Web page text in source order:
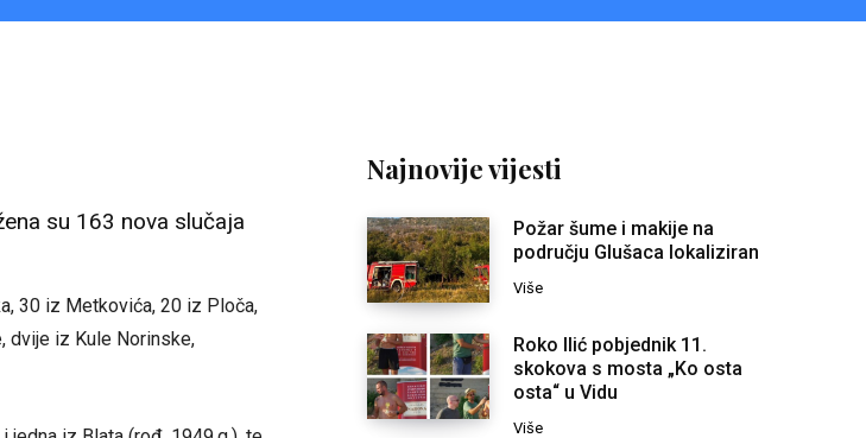
su 163 nova slučaja
30 iz Metkovića, 20 iz Ploča,
dvije iz Kule Norinske,
Najnovije vijesti
Požar šume i makije na
području Glušaca lokaliziran
Više
Roko Ilić pobjednik 11.
skokova s mosta „Ko osta
osta“ u Vidu
Više